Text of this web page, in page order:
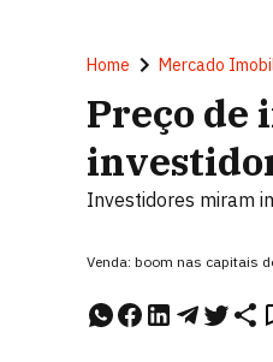
Home Mercado
Preço de
Investidores miram
Venda: boom nas capitais